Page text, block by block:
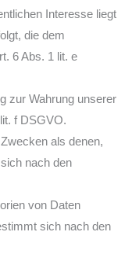
Interesse liegt
die dem
6 Abs. 1 lit. e
zur Wahrung unserer
f DSGVO.
als denen,
nach den
von Daten
sich nach den